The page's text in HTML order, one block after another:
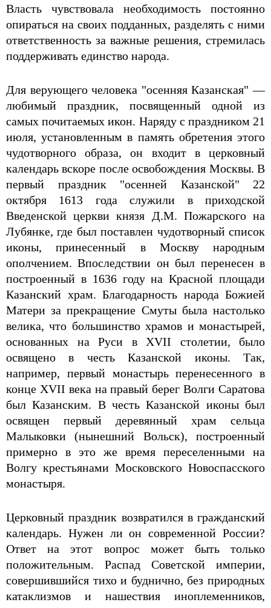
Власть чувствовала необходимость постоянно
опираться на своих подданных, разделять с ними
ответственность за важные решения, стремилась
поддерживать единство народа.
Для верующего человека "осенняя Казанская" —
любимый праздник, посвященный одной из
самых почитаемых икон. Наряду с праздником 21
июля, установленным в память обретения этого
чудотворного образа, он входит в церковный
календарь вскоре после освобождения Москвы. В
первый праздник "осенней Казанской" 22
октября 1613 года служили в приходской
Введенской церкви князя Д.М. Пожарского на
Лубянке, где был поставлен чудотворный список
иконы, принесенный в Москву народным
ополчением. Впоследствии он был перенесен в
построенный в 1636 году на Красной площади
Казанский храм. Благодарность народа Божией
Матери за прекращение Смуты была настолько
велика, что большинство храмов и монастырей,
основанных на Руси в XVII столетии, было
освящено в честь Казанской иконы. Так,
например, первый монастырь перенесенного в
конце XVII века на правый берег Волги Саратова
был Казанским. В честь Казанской иконы был
освящен первый деревянный храм сельца
Малыковки (нынешний Вольск), построенный
примерно в это же время переселенными на
Волгу крестьянами Московского Новоспасского
монастыря.
Церковный праздник возвратился в гражданский
календарь. Нужен ли он современной России?
Ответ на этот вопрос может быть только
положительным. Распад Советской империи,
совершившийся тихо и буднично, без природных
катаклизмов и нашествия иноплеменников,